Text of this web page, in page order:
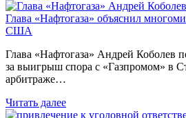
Глава «Нафтогаза» объяснил
США
Глава «Нафтогаза» Андрей Коболев
за выигрыш спора с «Газпромом» в
арбитраже…
Читать далее